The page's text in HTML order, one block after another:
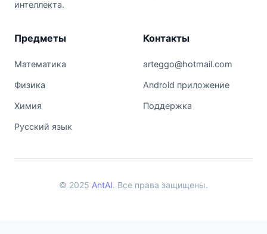
интеллекта.
Предметы
Математика
Физика
Химия
Русский язык
Контакты
arteggo@hotmail.com
Android приложение
Поддержка
© 2025 AntAI. Все права защищены.